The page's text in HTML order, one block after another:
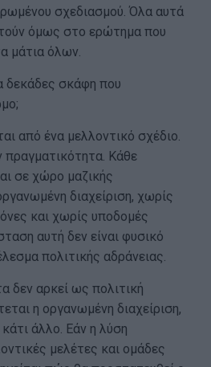
σχεδιασμού. Όλα αυτά
όμως στο ερώτημα που
μάτια όλων.
δεκάδες σκάφη που
από ένα μελλοντικό σχέδιο.
πραγματικότητα. Κάθε
σε χώρο μαζικής
διαχείριση, χωρίς
και χωρίς υποδομές
αυτή δεν είναι φυσικό
πολιτικής αδράνειας.
δεν αρκεί ως πολιτική
η οργανωμένη διαχείριση,
άλλο. Εάν η λύση
μελέτες και ομάδες